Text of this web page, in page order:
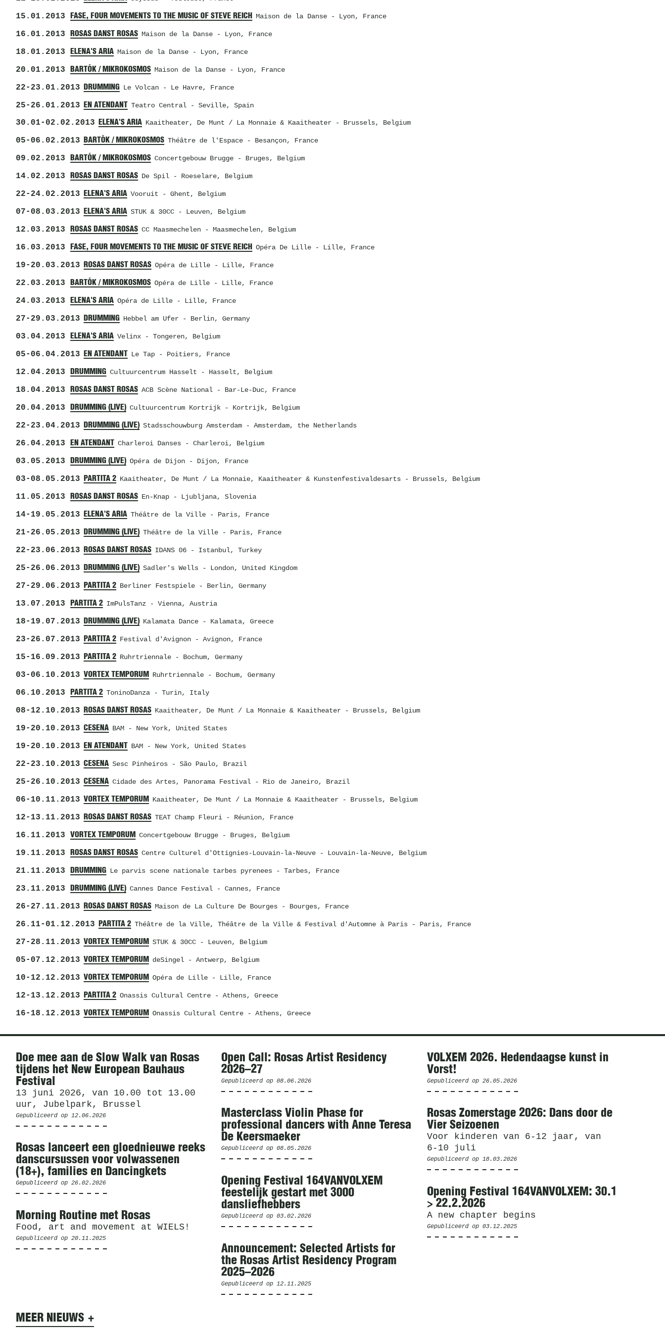
15.01.2013 FASE, FOUR MOVEMENTS TO THE MUSIC OF STEVE REICH Maison de la Danse - Lyon, France
16.01.2013 ROSAS DANST ROSAS Maison de la Danse - Lyon, France
18.01.2013 ELENA'S ARIA Maison de la Danse - Lyon, France
20.01.2013 BARTÓK / MIKROKOSMOS Maison de la Danse - Lyon, France
22- 23.01.2013 DRUMMING Le Volcan - Le Havre, France
25- 26.01.2013 EN ATENDANT Teatro Central - Seville, Spain
30.01- 02.02.2013 ELENA'S ARIA Kaaitheater, De Munt / La Monnaie & Kaaitheater - Brussels, Belgium
05- 06.02.2013 BARTÓK / MIKROKOSMOS Théâtre de l'Espace - Besançon, France
09.02.2013 BARTÓK / MIKROKOSMOS Concertgebouw Brugge - Bruges, Belgium
14.02.2013 ROSAS DANST ROSAS De Spil - Roeselare, Belgium
22- 24.02.2013 ELENA'S ARIA Vooruit - Ghent, Belgium
07- 08.03.2013 ELENA'S ARIA STUK & 30CC - Leuven, Belgium
12.03.2013 ROSAS DANST ROSAS CC Maasmechelen - Maasmechelen, Belgium
16.03.2013 FASE, FOUR MOVEMENTS TO THE MUSIC OF STEVE REICH Opéra De Lille - Lille, France
19- 20.03.2013 ROSAS DANST ROSAS Opéra de Lille - Lille, France
22.03.2013 BARTÓK / MIKROKOSMOS Opéra de Lille - Lille, France
24.03.2013 ELENA'S ARIA Opéra de Lille - Lille, France
27- 29.03.2013 DRUMMING Hebbel am Ufer - Berlin, Germany
03.04.2013 ELENA'S ARIA Velinx - Tongeren, Belgium
05- 06.04.2013 EN ATENDANT Le Tap - Poitiers, France
12.04.2013 DRUMMING Cultuurcentrum Hasselt - Hasselt, Belgium
18.04.2013 ROSAS DANST ROSAS ACB Scène National - Bar-Le-Duc, France
20.04.2013 DRUMMING (LIVE) Cultuurcentrum Kortrijk - Kortrijk, Belgium
22- 23.04.2013 DRUMMING (LIVE) Stadsschouwburg Amsterdam - Amsterdam, the Netherlands
26.04.2013 EN ATENDANT Charleroi Danses - Charleroi, Belgium
03.05.2013 DRUMMING (LIVE) Opéra de Dijon - Dijon, France
03- 08.05.2013 PARTITA 2 Kaaitheater, De Munt / La Monnaie, Kaaitheater & Kunstenfestivaldesarts - Brussels, Belgium
11.05.2013 ROSAS DANST ROSAS En-Knap - Ljubljana, Slovenia
14- 19.05.2013 ELENA'S ARIA Théâtre de la Ville - Paris, France
21- 26.05.2013 DRUMMING (LIVE) Théâtre de la Ville - Paris, France
22- 23.06.2013 ROSAS DANST ROSAS IDANS 06 - Istanbul, Turkey
25- 26.06.2013 DRUMMING (LIVE) Sadler's Wells - London, United Kingdom
27- 29.06.2013 PARTITA 2 Berliner Festspiele - Berlin, Germany
13.07.2013 PARTITA 2 ImPulsTanz - Vienna, Austria
18- 19.07.2013 DRUMMING (LIVE) Kalamata Dance - Kalamata, Greece
23- 26.07.2013 PARTITA 2 Festival d'Avignon - Avignon, France
15- 16.09.2013 PARTITA 2 Ruhrtriennale - Bochum, Germany
03- 06.10.2013 VORTEX TEMPORUM Ruhrtriennale - Bochum, Germany
06.10.2013 PARTITA 2 ToninoDanza - Turin, Italy
08- 12.10.2013 ROSAS DANST ROSAS Kaaitheater, De Munt / La Monnaie & Kaaitheater - Brussels, Belgium
19- 20.10.2013 CESENA BAM - New York, United States
19- 20.10.2013 EN ATENDANT BAM - New York, United States
22- 23.10.2013 CESENA Sesc Pinheiros - São Paulo, Brazil
25- 26.10.2013 CESENA Cidade des Artes, Panorama Festival - Rio de Janeiro, Brazil
06- 10.11.2013 VORTEX TEMPORUM Kaaitheater, De Munt / La Monnaie & Kaaitheater - Brussels, Belgium
12- 13.11.2013 ROSAS DANST ROSAS TEAT Champ Fleuri - Réunion, France
16.11.2013 VORTEX TEMPORUM Concertgebouw Brugge - Bruges, Belgium
19.11.2013 ROSAS DANST ROSAS Centre Culturel d'Ottignies-Louvain-la-Neuve - Louvain-la-Neuve, Belgium
21.11.2013 DRUMMING Le parvis scene nationale tarbes pyrenees - Tarbes, France
23.11.2013 DRUMMING (LIVE) Cannes Dance Festival - Cannes, France
26- 27.11.2013 ROSAS DANST ROSAS Maison de La Culture De Bourges - Bourges, France
26.11- 01.12.2013 PARTITA 2 Théâtre de la Ville, Théâtre de la Ville & Festival d'Automne à Paris - Paris, France
27- 28.11.2013 VORTEX TEMPORUM STUK & 30CC - Leuven, Belgium
05- 07.12.2013 VORTEX TEMPORUM deSingel - Antwerp, Belgium
10- 12.12.2013 VORTEX TEMPORUM Opéra de Lille - Lille, France
12- 13.12.2013 PARTITA 2 Onassis Cultural Centre - Athens, Greece
16- 18.12.2013 VORTEX TEMPORUM Onassis Cultural Centre - Athens, Greece
Nieuws
Doe mee aan de Slow Walk van Rosas
tijdens het New European Bauhaus
Festival
13 juni 2026, van 10.00 tot 13.00
uur, Jubelpark, Brussel
Gepubliceerd op 12.06.2026
Open Call: Rosas Artist Residency
2026–27
Gepubliceerd op 08.06.2026
VOLXEM 2026. Hedendaagse kunst in
Vorst!
Gepubliceerd op 26.05.2026
Masterclass Violin Phase for
professional dancers with Anne Teresa
De Keersmaeker
Gepubliceerd op 08.05.2026
Rosas Zomerstage 2026: Dans door de
Vier Seizoenen
Voor kinderen van 6-12 jaar, van
6-10 juli
Gepubliceerd op 18.03.2026
Rosas lanceert een gloednieuwe reeks
danscursussen voor volwassenen
(18+), families en Dancingkets
Gepubliceerd op 26.02.2026
Opening Festival 164VANVOLXEM
feestelijk gestart met 3000
dansliefhebbers
Gepubliceerd op 03.02.2026
Opening Festival 164VANVOLXEM: 30.1
> 22.2.2026
A new chapter begins
Gepubliceerd op 03.12.2025
Morning Routine met Rosas
Food, art and movement at WIELS!
Gepubliceerd op 20.11.2025
Announcement: Selected Artists for
the Rosas Artist Residency Program
2025–2026
Gepubliceerd op 12.11.2025
MEER NIEUWS